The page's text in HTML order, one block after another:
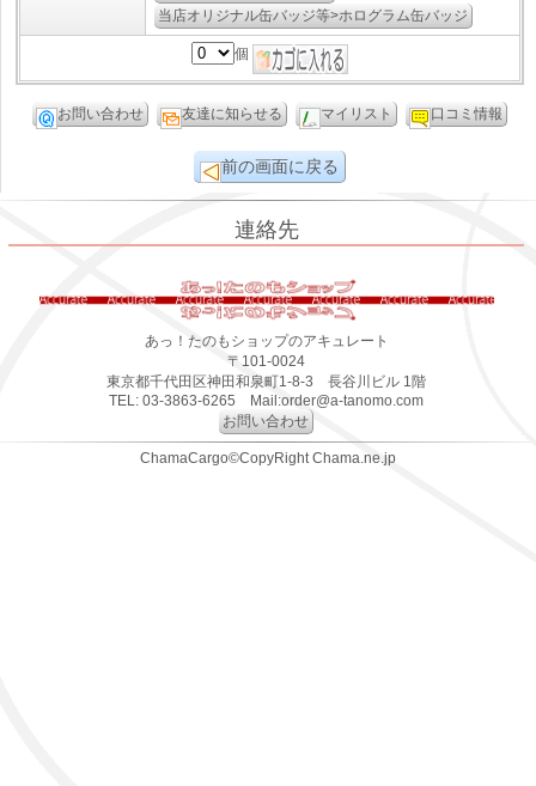
当店オリジナル缶バッジ等>ホログラム缶バッジ
個
お問い合わせ 友達に知らせる マイリスト 口コミ情報
前の画面に戻る
連絡先
あっ！たのもショップのアキュレート
〒101-0024
東京都千代田区神田和泉町1-8-3 長谷川ビル 1階
TEL: 03-3863-6265 Mail:order@a-tanomo.com
お問い合わせ
ChamaCargo©CopyRight Chama.ne.jp